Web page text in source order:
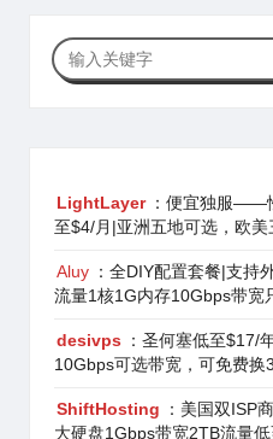
搜
索
LightLayer ：便宜独服——
至$4/月|亚洲五地可选，欧
Aluy ：全DIY配置套餐|支持
流量1核1G内存10Gbps带宽
desivps
：圣何塞低至$17/
10Gbps可选带宽，可免费换
ShiftHosting
：美国双ISP
大硬盘1Gbps带宽2TB流量低